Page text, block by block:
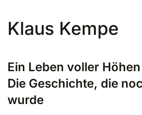
Klaus Kempe
Ein Leben voller
Die Geschichte, die
wurde